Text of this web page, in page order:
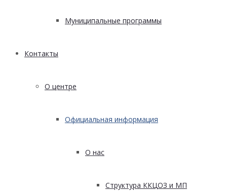
Муниципальные программы
Контакты
О центре
Официальная информация
О нас
Структура ККЦОЗ и МП